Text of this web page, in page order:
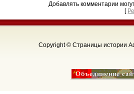
Добавлять комментарии
[
Copyright © Страницы истории